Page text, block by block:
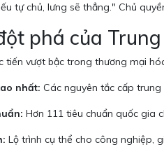
tự chủ, lưng sẽ thẳng." Chủ
phá của
tiến vượt bậc trong thương mại
nhất: Các nguyên tắc cấp
Hơn 111 tiêu chuẩn quốc gia
Lộ trình cụ thể cho công nghiệp,